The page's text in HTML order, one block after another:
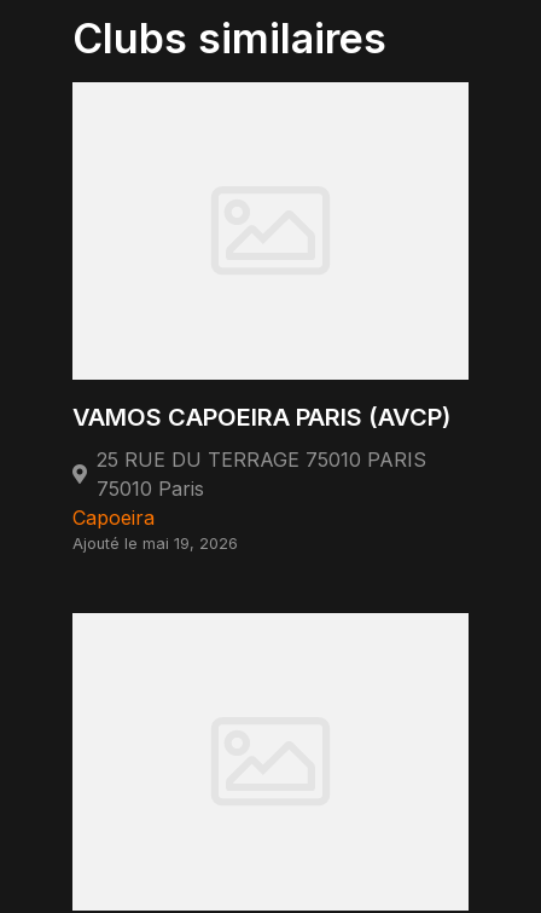
Clubs similaires
VAMOS CAPOEIRA PARIS (AVCP)
25 RUE DU TERRAGE 75010 PARIS
75010 Paris
Capoeira
Ajouté le mai 19, 2026